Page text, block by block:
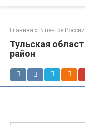
Главная » В центре России
Тульская
район